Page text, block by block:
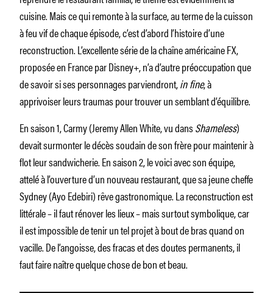
cuisine. Mais ce qui remonte à la surface, au terme de la cuisson
à feu vif de chaque épisode, c’est d’abord l’histoire d’une
reconstruction. L’excellente série de la chaîne américaine FX,
proposée en France par Disney+, n’a d’autre préoccupation que
de savoir si ses personnages parviendront,in fine, à
apprivoiser leurs traumas pour trouver un semblant d’équilibre.
En saison 1, Carmy (Jeremy Allen White, vu dansShameless)
devait surmonter le décès soudain de son frère pour maintenir à
flot leur sandwicherie. En saison 2, le voici avec son équipe,
attelé à l’ouverture d’un nouveau restaurant, que sa jeune cheffe
Sydney (Ayo Edebiri) rêve gastronomique. La reconstruction est
littérale – il faut rénover les lieux – mais surtout symbolique, car
il est impossible de tenir un tel projet à bout de bras quand on
vacille. De l’angoisse, des fracas et des doutes permanents, il
faut faire naître quelque chose de bon et beau.